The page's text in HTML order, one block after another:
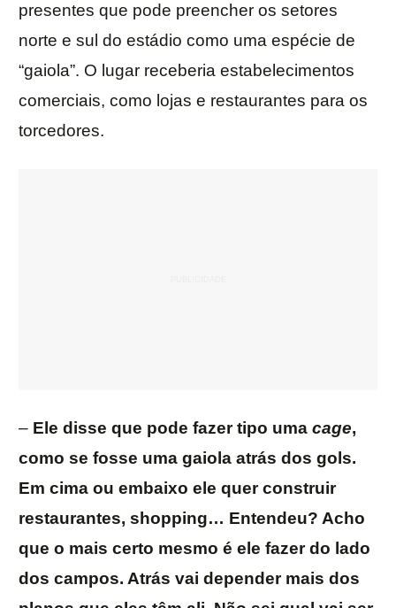
presentes que pode preencher os setores
norte e sul do estádio como uma espécie de
“gaiola”. O lugar receberia estabelecimentos
comerciais, como lojas e restaurantes para os
torcedores.
– Ele disse que pode fazer tipo uma cage,
como se fosse uma gaiola atrás dos gols.
Em cima ou embaixo ele quer construir
restaurantes, shopping… Entendeu? Acho
que o mais certo mesmo é ele fazer do lado
dos campos. Atrás vai depender mais dos